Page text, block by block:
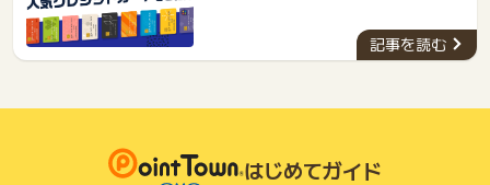
記事を読む
はじめてガイド